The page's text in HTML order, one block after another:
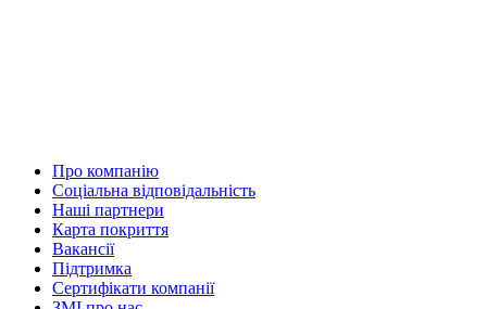
Про компанію
Соціальна відповідальність
Наші партнери
Карта покриття
Вакансії
Підтримка
Сертифікати компанії